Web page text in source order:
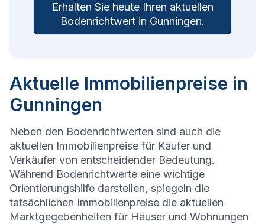
Erhalten Sie heute Ihren aktuellen
Bodenrichtwert in Gunningen.
Aktuelle Immobilienpreise in
Gunningen
Neben den Bodenrichtwerten sind auch die
aktuellen Immobilienpreise für Käufer und
Verkäufer von entscheidender Bedeutung.
Während Bodenrichtwerte eine wichtige
Orientierungshilfe darstellen, spiegeln die
tatsächlichen Immobilienpreise die aktuellen
Marktgegebenheiten für Häuser und Wohnungen